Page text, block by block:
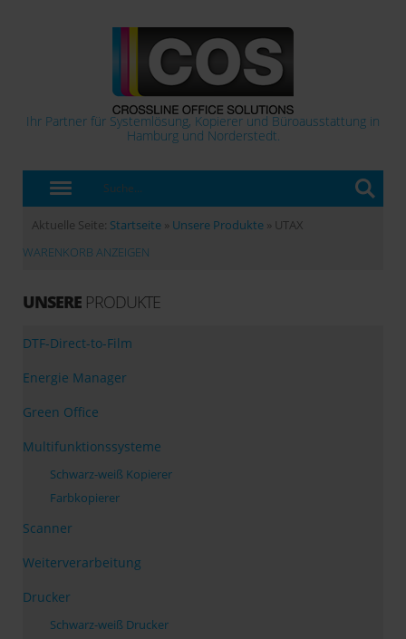
Ihr Partner für Systemlösung, Kopierer und Büroausstattung in
Hamburg und Norderstedt.
Aktuelle Seite: Startseite » Unsere Produkte » UTAX
WARENKORB ANZEIGEN
UNSERE PRODUKTE
DTF-Direct-to-Film
Energie Manager
Green Office
Multifunktionssysteme
Schwarz-weiß Kopierer
Farbkopierer
Scanner
Weiterverarbeitung
Drucker
Schwarz-weiß Drucker